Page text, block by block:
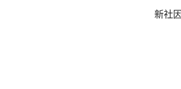
新社